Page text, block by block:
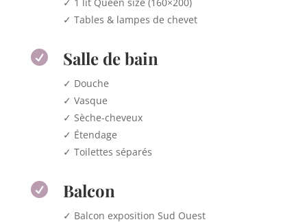
✓ 1 lit Queen size (160×200)
✓ Tables & lampes de chevet
 Salle de bain
✓ Douche
✓ Vasque
✓ Sèche-cheveux
✓ Étendage
✓ Toilettes séparés
 Balcon
✓ Balcon exposition Sud Ouest